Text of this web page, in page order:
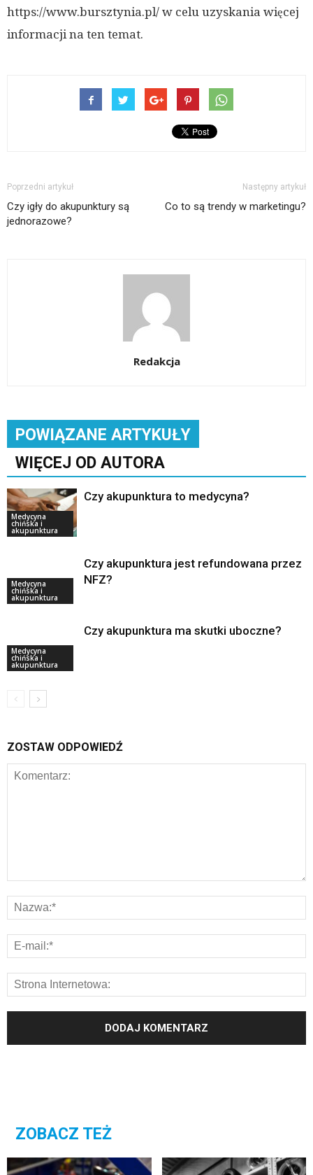
https://www.bursztynia.pl/ w celu uzyskania więcej
informacji na ten temat.
Poprzedni artykuł
Czy igły do akupunktury są
jednorazowe?
Następny artykuł
Co to są trendy w marketingu?
Redakcja
POWIĄZANE ARTYKUŁY
WIĘCEJ OD AUTORA
Medycyna
chińska i
akupunktura
Czy akupunktura to medycyna?
Medycyna
chińska i
akupunktura
Czy akupunktura jest refundowana przez
NFZ?
Medycyna
chińska i
akupunktura
Czy akupunktura ma skutki uboczne?
ZOSTAW ODPOWIEDŹ
ZOBACZ TEŻ